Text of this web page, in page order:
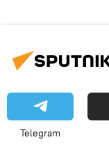
Telegram